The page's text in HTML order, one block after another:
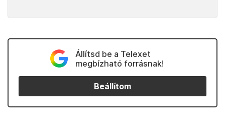
Állítsd be a Telexet
megbízható forrásnak!
Beállítom